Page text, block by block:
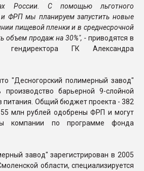
России. С помощью льготного
ФРП мы планируем запустить новые
пищевой пленки и в среднесрочной
объем продаж на 30%", - приводятся в
гендиректора ГК Александра
"Десногорский полимерный завод"
производство барьерной 9-слойной
питания. Общий бюджет проекта - 382
млн рублей одобрены ФРП и могут
компании по программе фонда
завод" зарегистрирован в 2005
области, специализируется